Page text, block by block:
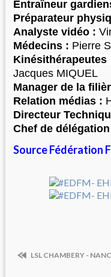
Entraîneur
Préparateur
Analyste vidéo :
Médecins : Pierre
Kinésithérapeutes
Jacques MIQUEL
Manager de la
Relation médias :
Directeur
Chef de
Source Fédération
LSL CHAMBERY -